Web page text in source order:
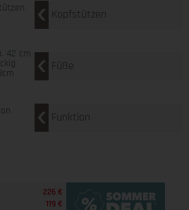
Kopfstützen
42 cm
Füße
Funktion
226 €
119 €